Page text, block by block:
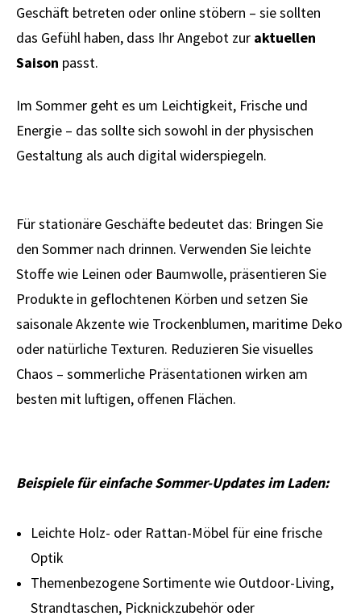
Geschäft betreten oder online stöbern – sie sollten
das Gefühl haben, dass Ihr Angebot zur aktuellen
Saison passt.
Im Sommer geht es um Leichtigkeit, Frische und
Energie – das sollte sich sowohl in der physischen
Gestaltung als auch digital widerspiegeln.
Für stationäre Geschäfte bedeutet das: Bringen Sie
den Sommer nach drinnen. Verwenden Sie leichte
Stoffe wie Leinen oder Baumwolle, präsentieren Sie
Produkte in geflochtenen Körben und setzen Sie
saisonale Akzente wie Trockenblumen, maritime Deko
oder natürliche Texturen. Reduzieren Sie visuelles
Chaos – sommerliche Präsentationen wirken am
besten mit luftigen, offenen Flächen.
Beispiele für einfache Sommer-Updates im Laden:
Leichte Holz- oder Rattan-Möbel für eine frische
Optik
Themenbezogene Sortimente wie Outdoor-Living,
Strandtaschen, Picknickzubehör oder